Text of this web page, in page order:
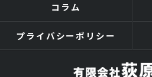
コラム
プライバシーポリシー